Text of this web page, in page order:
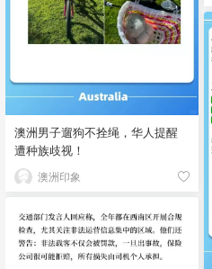
澳洲男子遛狗不拴绳，华人提醒
遭种族歧视！
澳洲印象